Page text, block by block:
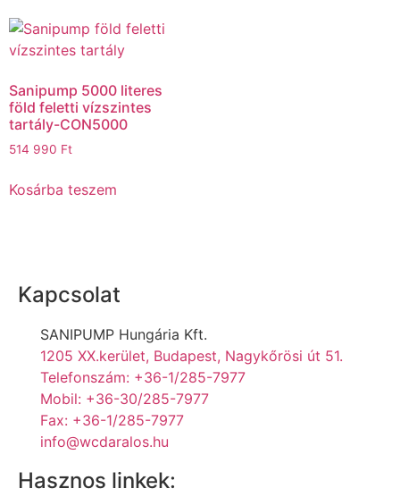
Sanipump 5000 literes
föld feletti vízszintes
tartály-CON5000
514 990 Ft
Kosárba teszem
Kapcsolat
SANIPUMP Hungária Kft.
1205 XX.kerület, Budapest, Nagykőrösi út 51.
Telefonszám: +36-1/285-7977
Mobil: +36-30/285-7977
Fax: +36-1/285-7977
info@wcdaralos.hu
Hasznos linkek: